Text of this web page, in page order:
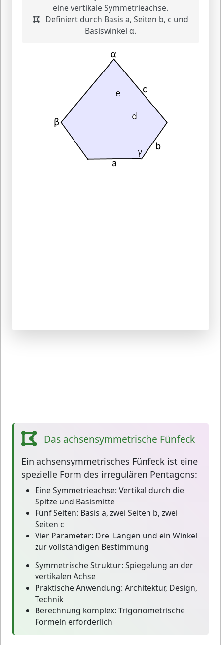
eine vertikale Symmetrieachse.
Definiert durch Basis a, Seiten b, c und
Basiswinkel α.
Das achsensymmetrische Fünfeck
Ein achsensymmetrisches Fünfeck ist eine
spezielle Form des irregulären Pentagons:
Eine Symmetrieachse: Vertikal durch die
Spitze und Basismitte
Fünf Seiten: Basis a, zwei Seiten b, zwei
Seiten c
Vier Parameter: Drei Längen und ein Winkel
zur vollständigen Bestimmung
Symmetrische Struktur: Spiegelung an der
vertikalen Achse
Praktische Anwendung: Architektur, Design,
Technik
Berechnung komplex: Trigonometrische
Formeln erforderlich